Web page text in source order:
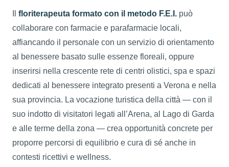
floriterapeuta formato con il metodo F.E.I. può
collaborare con farmacie e parafarmacie locali,
affiancando il personale con un servizio di orientamento
al benessere basato sulle essenze floreali, oppure
inserirsi nella crescente rete di centri olistici, spa e spazi
dedicati al benessere integrato presenti a Verona e nella
sua provincia. La vocazione turistica della città — con il
suo indotto di visitatori legati all’Arena, al Lago di Garda
e alle terme della zona — crea opportunità concrete per
proporre percorsi di equilibrio e cura di sé anche in
contesti ricettivi e wellness.